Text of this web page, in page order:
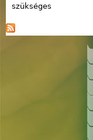
szükséges